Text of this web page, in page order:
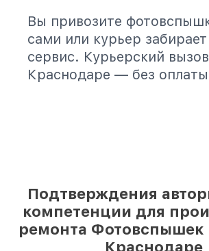
Вы привозите
сами или курьер забирает
сервис. Курьерский
Краснодаре — без
Подтверждения
компетенции для
ремонта Фотовспышек
Краснодаре